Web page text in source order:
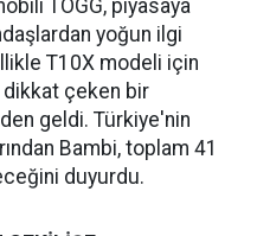
TOGG, piyasaya
yoğun ilgi
T10X modeli için
çeken bir
geldi. Türkiye'nin
Bambi, toplam 41
duyurdu.